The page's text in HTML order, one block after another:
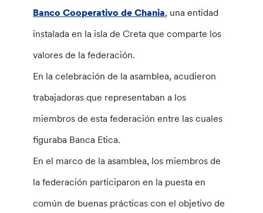
Banco Cooperativo de Chania, una entidad
instalada en la isla de Creta que comparte los
valores de la federación.
En la celebración de la asamblea, acudieron
trabajadoras que representaban a los
miembros de esta federación entre las cuales
figuraba Banca Etica.
En el marco de la asamblea, los miembros de
la federación participaron en la puesta en
común de buenas prácticas con el objetivo de